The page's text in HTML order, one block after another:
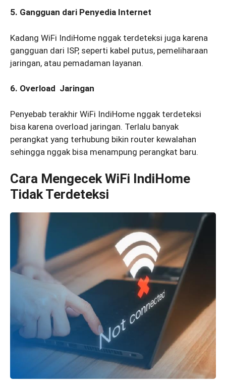
5. Gangguan dari Penyedia Internet
Kadang WiFi IndiHome nggak terdeteksi juga karena
gangguan dari ISP, seperti kabel putus, pemeliharaan
jaringan, atau pemadaman layanan.
6. Overload Jaringan
Penyebab terakhir WiFi IndiHome nggak terdeteksi
bisa karena overload jaringan. Terlalu banyak
perangkat yang terhubung bikin router kewalahan
sehingga nggak bisa menampung perangkat baru.
Cara Mengecek WiFi IndiHome
Tidak Terdeteksi